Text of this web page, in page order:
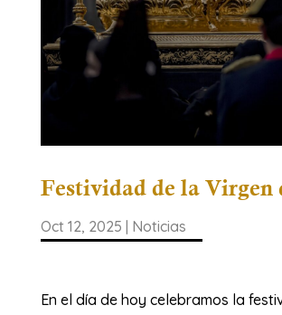
Festividad de la Virgen
Oct 12, 2025 Noticias
En el día de hoy celebramos la